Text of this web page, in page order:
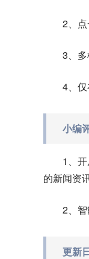
2、
3、
4、
小编
1、
的新闻资
2、
更新